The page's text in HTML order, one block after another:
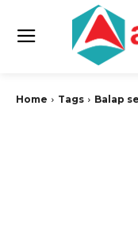
Home Tags Balap